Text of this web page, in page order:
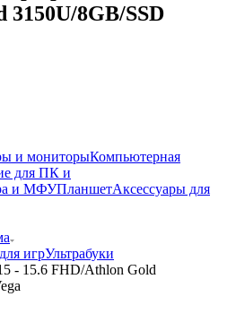
8GB/SSD
и мониторыКомпьютерная
для ПК и
и МФУПланшетАксессуары для
игрУльтрабуки
- 15.6 FHD/Athlon Gold